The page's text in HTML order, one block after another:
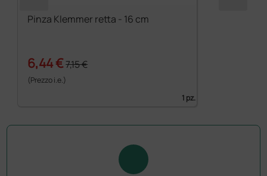
Pinza Klemmer retta - 16 cm
6,44 €7,15 €
(Prezzo i.e.)
1 pz.